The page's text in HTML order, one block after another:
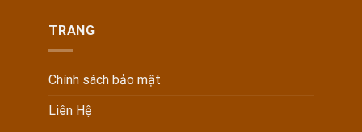
TRANG
Chính sách bảo mật
Liên Hệ